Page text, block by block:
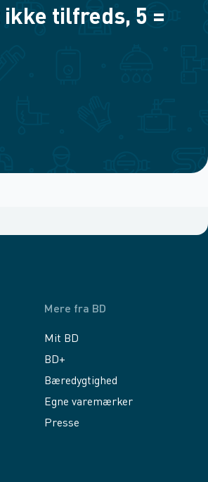
tilfreds, 5 =
Mere fra BD
Mit BD
BD+
Bæredygtighed
Egne varemærker
Presse